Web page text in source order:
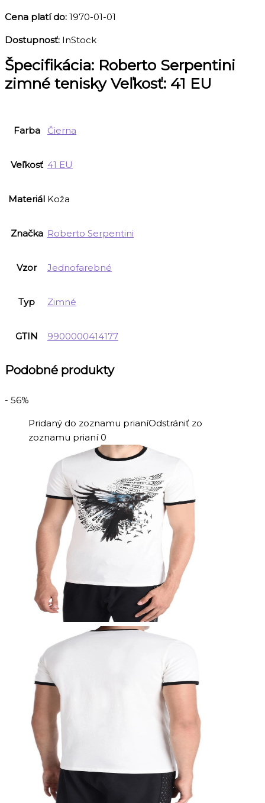
Cena platí do: 1970-01-01
Dostupnosť: InStock
Špecifikácia: Roberto Serpentini
zimné tenisky Veľkosť: 41 EU
Farba Čierna
Veľkosť 41 EU
Materiál Koža
Značka Roberto Serpentini
Vzor Jednofarebné
Typ Zimné
GTIN 9900000414177
Podobné produkty
- 56%
Pridaný do zoznamu prianíOdstrániť zo
zoznamu prianí 0